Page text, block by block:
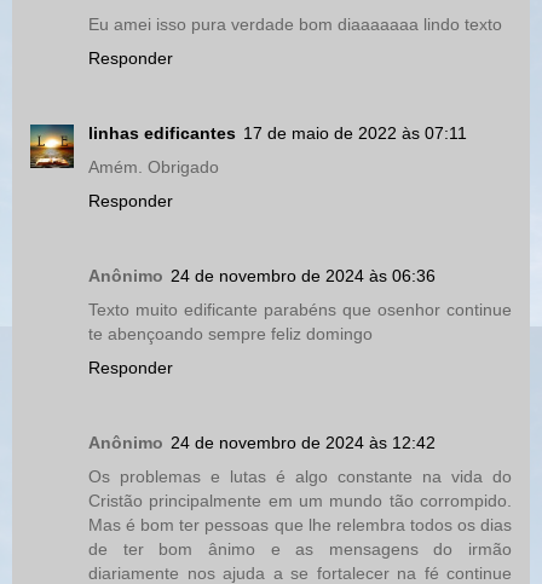
Eu amei isso pura verdade bom diaaaaaaa lindo texto
Responder
linhas edificantes 17 de maio de 2022 às 07:11
Amém. Obrigado
Responder
Anônimo 24 de novembro de 2024 às 06:36
Texto muito edificante parabéns que osenhor continue
te abençoando sempre feliz domingo
Responder
Anônimo 24 de novembro de 2024 às 12:42
Os problemas e lutas é algo constante na vida do
Cristão principalmente em um mundo tão corrompido.
Mas é bom ter pessoas que lhe relembra todos os dias
de ter bom ânimo e as mensagens do irmão
diariamente nos ajuda a se fortalecer na fé continue